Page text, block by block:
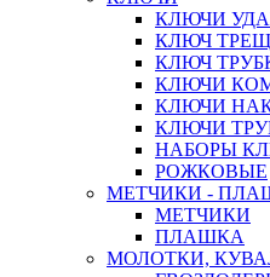
КЛЮЧИ
КЛЮЧ
КЛЮЧ
КЛЮЧИ
КЛЮЧИ
КЛЮЧИ
НАБОРЫ
РОЖКОВЫЕ
МЕТЧИКИ -
МЕТЧИКИ
ПЛАШКА
МОЛОТКИ,